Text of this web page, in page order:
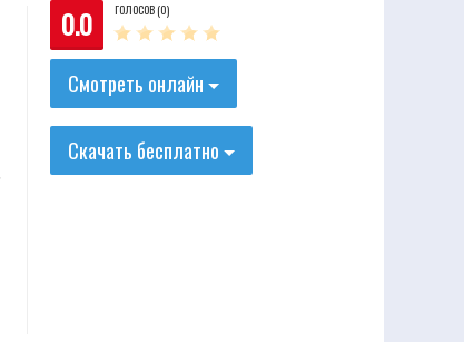
0.0 ГОЛОСОВ (0)
Смотреть онлайн
Скачать бесплатно